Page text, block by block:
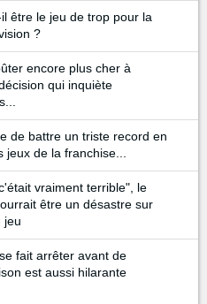
être le jeu de trop pour la
?
encore plus cher à
qui inquiète
de battre un triste record en
de la franchise...
vraiment terrible", le
être un désastre sur
jeu
fait arrêter avant de
est aussi hilarante